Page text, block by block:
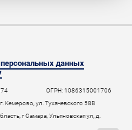
данных
ОГРН: 1086315001706
Кемерово, ул. Тухачевского 58В
г Самара, Ульяновская ул, д.